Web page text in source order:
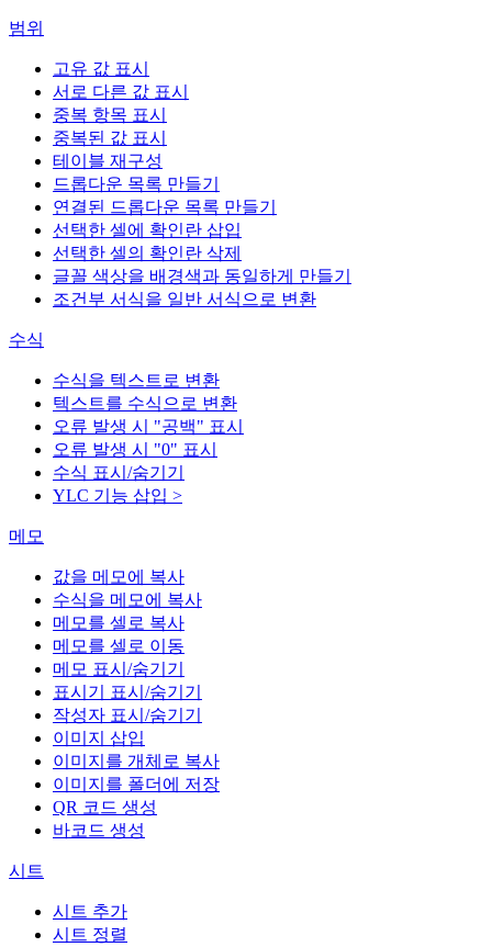
범위
고유 값 표시
서로 다른 값 표시
중복 항목 표시
중복된 값 표시
테이블 재구성
드롭다운 목록 만들기
연결된 드롭다운 목록 만들기
선택한 셀에 확인란 삽입
선택한 셀의 확인란 삭제
글꼴 색상을 배경색과 동일하게 만들기
조건부 서식을 일반 서식으로 변환
수식
수식을 텍스트로 변환
텍스트를 수식으로 변환
오류 발생 시 "공백" 표시
오류 발생 시 "0" 표시
수식 표시/숨기기
YLC 기능 삽입 >
메모
값을 메모에 복사
수식을 메모에 복사
메모를 셀로 복사
메모를 셀로 이동
메모 표시/숨기기
표시기 표시/숨기기
작성자 표시/숨기기
이미지 삽입
이미지를 개체로 복사
이미지를 폴더에 저장
QR 코드 생성
바코드 생성
시트
시트 추가
시트 정렬